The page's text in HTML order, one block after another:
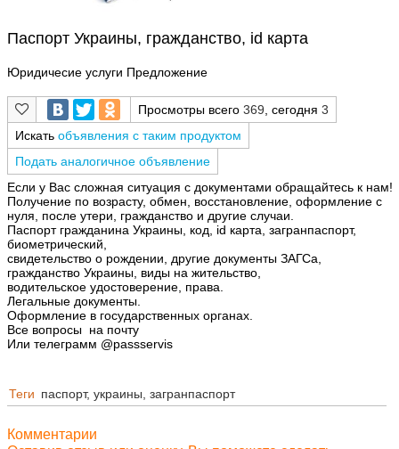
Паспорт Украины, гражданство, id карта
Юридичесие услуги Предложение
Просмотры всего 369 , сегодня 3
Искать объявления с таким продуктом
Подать аналогичное объявление
Если у Вас сложная ситуация с документами обращайтесь к нам!
Получение по возрасту, обмен, восстановление, оформление с
нуля, после утери, гражданство и другие случаи.
Паспорт гражданина Украины, код, id карта, загранпаспорт,
биометрический,
свидетельство о рождении, другие документы ЗАГСа,
гражданство Украины, виды на жительство,
водительское удостоверение, права.
Легальные документы.
Оформление в государственных органах.
Все вопросы на почту
Или телеграмм @passservis
Теги паспорт, украины, загранпаспорт
Комментарии